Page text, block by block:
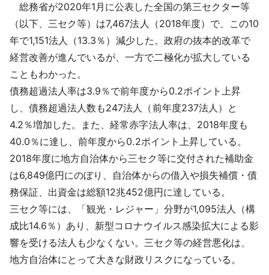
採用情報
よくあるご質問
総務省が2020年1月に公表した全国の第三セクター等
（以下、三セク等）は7,467法人（2018年度）で、この10
年で1,151法人（13.3％）減少した。政府の抜本的改革で
経営改善が進んでいるが、一方で二極化が拡大している
こともわかった。
債務超過法人率は3.9％で前年度から0.2ポイント上昇
し、債務超過法人数も247法人（前年度237法人）と
4.2％増加した。また、経常赤字法人率は、2018年度も
40.0％に達し、前年度から0.2ポイント上昇している。
2018年度に地方自治体から三セク等に交付された補助金
は6,849億円にのぼり、自治体からの借入や損失補償・債
務保証、出資金は総額12兆452億円に達している。
三セク等には、「観光・レジャー」分野が1,095法人（構
成比14.6％）あり、新型コロナウイルス感染拡大による影
響を受ける法人も少なくない。三セク等の経営悪化は、
地方自治体にとって大きな財政リスクになっている。